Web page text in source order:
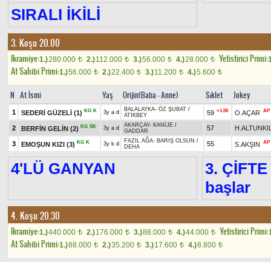
SIRALI İKİLİ
3. Koşu 20.00
Ikramiye:1.)280.000 t 2.)112.000 t 3.)56.000 t 4.)28.000 t Yetistirici Primi:
At Sahibi Primi:1.)56.000 t 2.)22.400 t 3.)11.200 t 4.)5.600 t
N At İsmi Yaş Orijin(Baba - Anne) Sıklet Jokey
1 SEDERİ GÜZELİ (1) KG K 3y a d BALALAYKA- ÖZ ŞUBAT /
ATİKBEY
59 +1.00 O.AÇAR AP
2 BERFİN GELİN (2) KG SK 3y a d AKARÇAY- KANİJE /
GADDAR
57
3 EMOŞUN KIZI (3) KG K 3y k d FAZIL AĞA- BARIŞ OLSUN /
DEHA
55 S.AKŞIN AP
4'LÜ GANYAN
3.
başlar
4. Koşu 20.30
Ikramiye:1.)440.000 t 2.)176.000 t 3.)88.000 t 4.)44.000 t Yetistirici Primi:
At Sahibi Primi:1.)88.000 t 2.)35.200 t 3.)17.600 t 4.)8.800 t